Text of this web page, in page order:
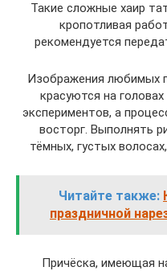
Такие сложные хаир
кропотливая
рекомендуется
Изображения любимых
красуются на
экспериментов, а
восторг. Выполнять
тёмных, густых
Читайте также:
праздничной
Причёска, имеющая